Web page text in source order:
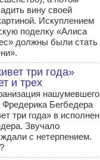
вину своей
Искуплением
поделку «Алиса
должны были стать
три года»
и трех
нашумевшего
Бегбедера
три года» в
Звучало
с нетерпением.